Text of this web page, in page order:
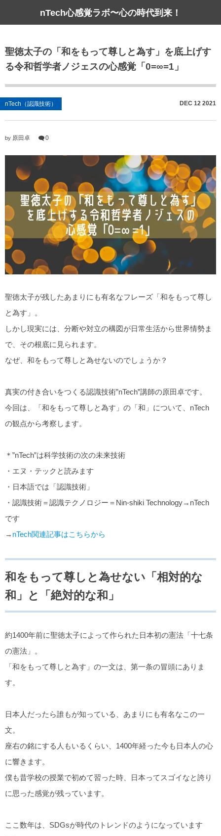
nTech心感覚ラボ〜心の時代到来！
聖徳太子の「和をもって尊しと為す」を底上げす
る令和哲学者ノジェスの心感覚「0=∞=1」
nTech（認識技術） DEC 12 2021
by 原田卓 0
聖徳太子が残したあまりにも有名なフレーズ「和をもって尊し
と為す」。
しかし現実には、分断や対立の構図が日常生活から世界情勢ま
で、その根底に見られます。
なぜ、和をもって尊しと為せないのでしょうか？
真実の付き合いをつくる認識技術”nTech”講師の原田卓です。
今回は、「和をもって尊しと為す」の「和」について、nTech
の観点から考察します。
＊”nTech”は科学技術の次の未来技術
・エヌ・テックと読みます
・日本語では「認識技術」
・認識技術＝認識テクノロジー＝Nin-shiki Technology→nTech
です
→ nTech関連記事はこちらから
和をもって尊しと為せない「相対的な
和」と「絶対的な和」
約1400年前に聖徳太子によって作られた日本初の憲法「十七条
の憲法」。
「和をもって尊しと為す」の一文は、第一条の冒頭にありま
す。
日本人だったら誰もが知っている、あまりにも有名なこの一
文。
座右の銘にする人もいるくらい、1400年経った今も日本人の心
に響きます。
僕も昔学校の授業で初めて習った時、日本ってスゴイなと誇り
に思った感覚が残っています。
ここ数年は、SDGsが時代のトレンドのようになっています